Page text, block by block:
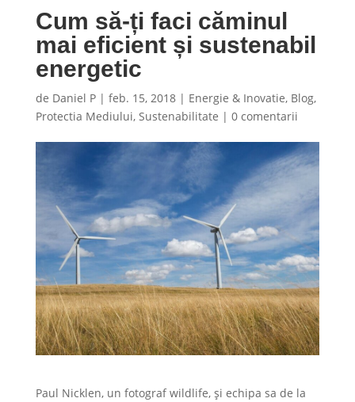
Cum să-ți faci căminul
mai eficient și sustenabil
energetic
de Daniel P| feb. 15, 2018| Energie & Inovatie, Blog,
Protectia Mediului, Sustenabilitate | 0 comentarii
Paul Nicklen, un fotograf wildlife, și echipa sa de la